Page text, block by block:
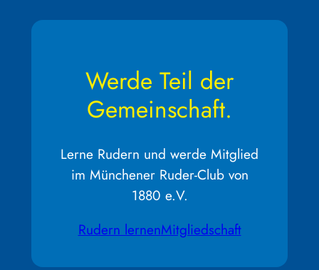
Werde Teil der
Gemeinschaft.
Lerne Rudern und werde Mitglied
im Münchener Ruder-Club von
1880 e.V.
Rudern lernenMitgliedschaft